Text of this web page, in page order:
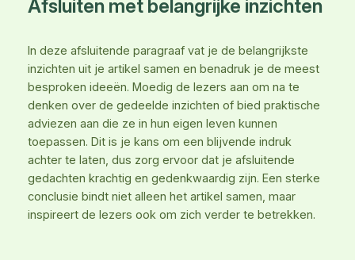
Afsluiten met belangrijke inzichten
In deze afsluitende paragraaf vat je de belangrijkste
inzichten uit je artikel samen en benadruk je de meest
besproken ideeën. Moedig de lezers aan om na te
denken over de gedeelde inzichten of bied praktische
adviezen aan die ze in hun eigen leven kunnen
toepassen. Dit is je kans om een blijvende indruk
achter te laten, dus zorg ervoor dat je afsluitende
gedachten krachtig en gedenkwaardig zijn. Een sterke
conclusie bindt niet alleen het artikel samen, maar
inspireert de lezers ook om zich verder te betrekken.